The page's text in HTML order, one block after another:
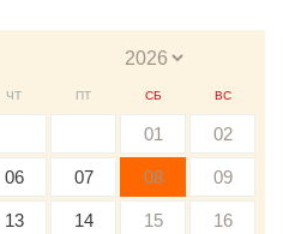
ЧТ ПТ СБ ВС
01 02
06 07 08 09
13 14 15 16